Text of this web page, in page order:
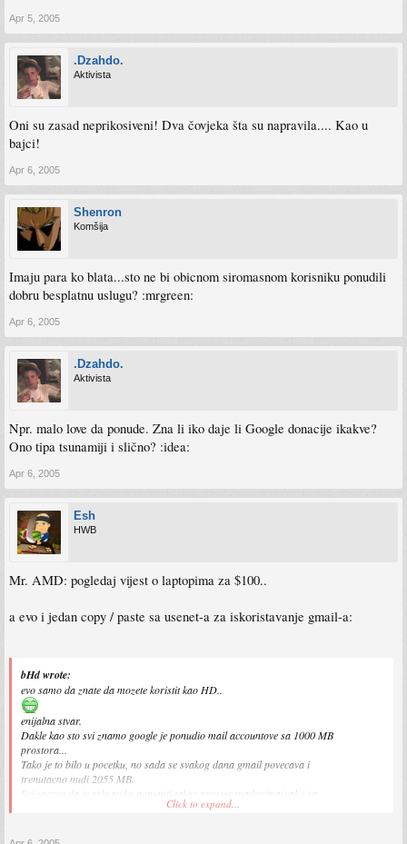
Apr 5, 2005
.Dzahdo.
Aktivista
Oni su zasad neprikosiveni! Dva čovjeka šta su napravila.... Kao u
bajci!
Apr 6, 2005
Shenron
Komšija
Imaju para ko blata...sto ne bi obicnom siromasnom korisniku ponudili
dobru besplatnu uslugu? :mrgreen:
Apr 6, 2005
.Dzahdo.
Aktivista
Npr. malo love da ponude. Zna li iko daje li Google donacije ikakve?
Ono tipa tsunamiji i slično? :idea:
Apr 6, 2005
Esh
HWB
Mr. AMD: pogledaj vijest o laptopima za $100..
a evo i jedan copy / paste sa usenet-a za iskoristavanje gmail-a:
bHd wrote:
evo samo da znate da mozete koristit kao HD..
enijalna stvar.
Dakle kao sto svi znamo google je ponudio mail accountove sa 1000 MB
prostora...
Tako je to bilo u pocetku, no sada se svakog dana gmail povecava i
trenutacno nudi 2055 MB.
Svi znamo da je vrlo tesko popuniti takav prostor mailovima(cak i sa
attachmentima), te da vecina tog prostora ostaje prazna...
No pametni ljudi razmisljali su kako bi tu kolicinu prostora mogli
Click to expand...